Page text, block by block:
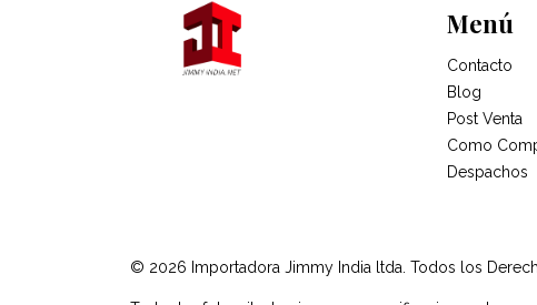
Menú
Contacto
Blog
Post Venta
Como
Despachos
© 2026 Importadora Jimmy India ltda. Todos los